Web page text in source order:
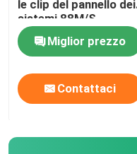
le clip del pannello dei
sistemi 88M/S
Miglior prezzo
Contattaci